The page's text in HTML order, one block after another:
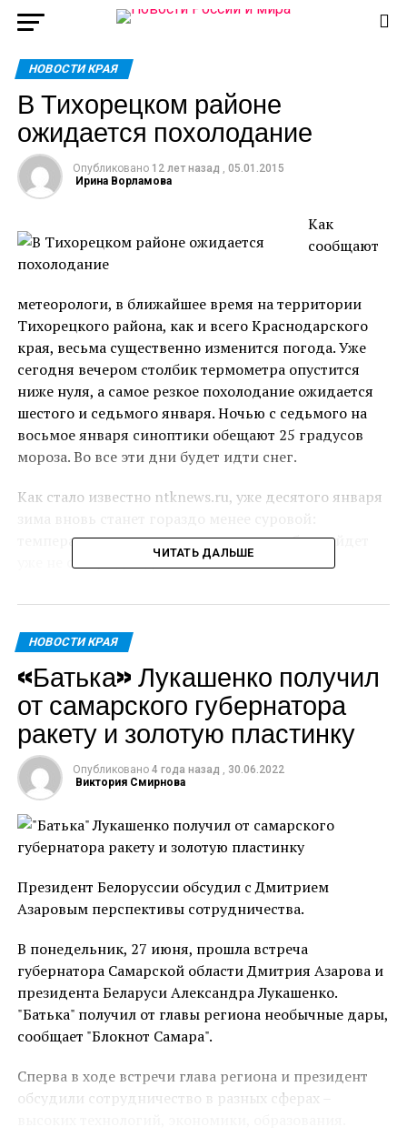
НОВОСТИ КРАЯ
В Тихорецком районе
ожидается похолодание
Опубликовано 12 лет назад , 05.01.2015
Ирина Ворламова
Как
сообщают
метеорологи, в ближайшее время на территории
Тихорецкого района, как и всего Краснодарского
края, весьма существенно изменится погода. Уже
сегодня вечером столбик термометра опустится
ниже нуля, а самое резкое похолодание ожидается
шестого и седьмого января. Ночью с седьмого на
восьмое января синоптики обещают 25 градусов
мороза. Во все эти дни будет идти снег.
Как стало известно ntknews.ru, уже десятого января
температуры станут плюсовыми, а с небес пойдет
уже не снег, а дождь.
Представители МЧС просят местных жителей
своих прогулок и поездок, воздержаться от
длительного пребывания на открытом воздухе,
быть бдительными и внимательными при
вождении автомобиля.
ПОХОЖЕЕ
ТИХОРЕЦКИЙ РАЙОН
В станице Новорождественской состоялась
репетиция православной встречи в честь Нового
НЕ ПРОПУСТИ
В Тихорецке провели благотворительную елку
ЧИТАТЬ ДАЛЬШЕ
НОВОСТИ КРАЯ
«Батька» Лукашенко получил
от самарского губернатора
ракету и золотую пластинку
Опубликовано 4 года назад , 30.06.2022
Виктория Смирнова
Президент Белоруссии обсудил с Дмитрием
Азаровым перспективы сотрудничества.
В понедельник, 27 июня, прошла встреча
губернатора Самарской области Дмитрия Азарова и
президента Беларуси Александра Лукашенко.
"Батька" получил от главы региона необычные дары,
сообщает "Блокнот Самара".
Сперва в ходе встречи глава региона и президент
обсудили сотрудничество в разных сферах –